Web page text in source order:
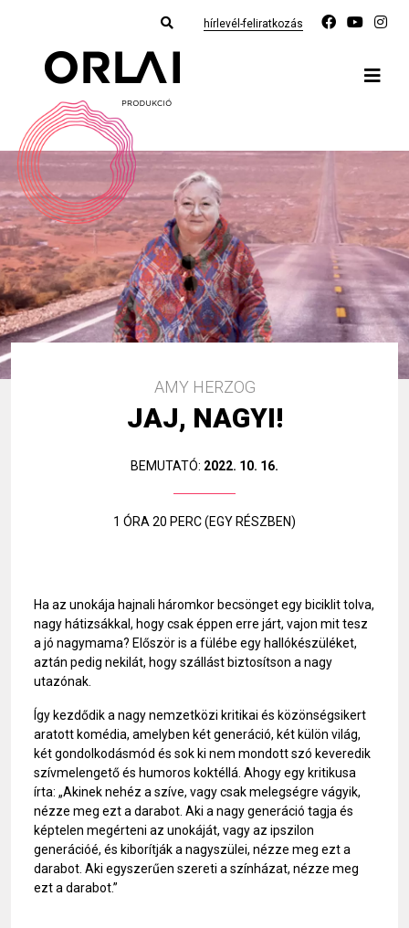
hírlevél-feliratkozás
AMY HERZOG
JAJ, NAGYI!
BEMUTATÓ: 2022. 10. 16.
1 ÓRA 20 PERC (EGY RÉSZBEN)
Ha az unokája hajnali háromkor becsönget egy biciklit tolva,
nagy hátizsákkal, hogy csak éppen erre járt, vajon mit tesz
a jó nagymama? Először is a fülébe egy hallókészüléket,
aztán pedig nekilát, hogy szállást biztosítson a nagy
utazónak.
Így kezdődik a nagy nemzetközi kritikai és közönségsikert
aratott komédia, amelyben két generáció, két külön világ,
két gondolkodásmód és sok ki nem mondott szó keveredik
szívmelengető és humoros koktéllá. Ahogy egy kritikusa
írta: „Akinek nehéz a szíve, vagy csak melegségre vágyik,
nézze meg ezt a darabot. Aki a nagy generáció tagja és
képtelen megérteni az unokáját, vagy az ipszilon
generációé, és kiborítják a nagyszülei, nézze meg ezt a
darabot. Aki egyszerűen szereti a színházat, nézze meg
ezt a darabot.”